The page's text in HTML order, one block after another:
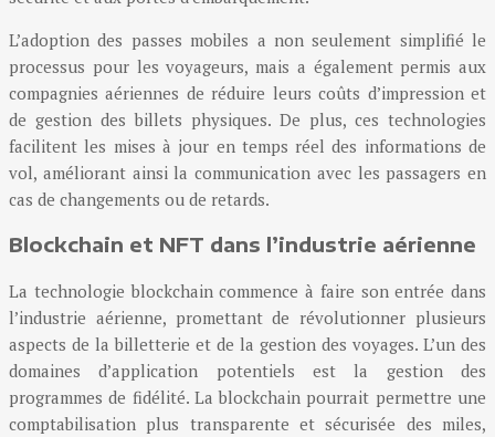
L’adoption des passes mobiles a non seulement simplifié le
processus pour les voyageurs, mais a également permis aux
compagnies aériennes de réduire leurs coûts d’impression et
de gestion des billets physiques. De plus, ces technologies
facilitent les mises à jour en temps réel des informations de
vol, améliorant ainsi la communication avec les passagers en
cas de changements ou de retards.
Blockchain et NFT dans l’industrie aérienne
La technologie blockchain commence à faire son entrée dans
l’industrie aérienne, promettant de révolutionner plusieurs
aspects de la billetterie et de la gestion des voyages. L’un des
domaines d’application potentiels est la gestion des
programmes de fidélité. La blockchain pourrait permettre une
comptabilisation plus transparente et sécurisée des miles,